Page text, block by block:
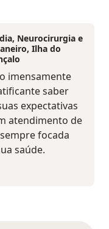
Neurocirurgia e
Ilha do
imensamente
saber
expectativas
atendimento de
focada
saúde.